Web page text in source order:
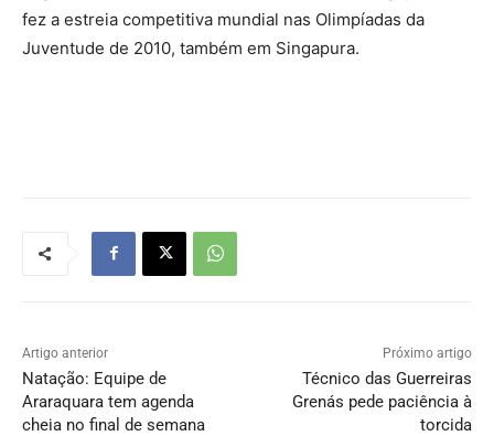
fez a estreia competitiva mundial nas Olimpíadas da
Juventude de 2010, também em Singapura.
Artigo anterior
Natação: Equipe de
Araraquara tem agenda
cheia no final de semana
Próximo artigo
Técnico das Guerreiras
Grenás pede paciência à
torcida